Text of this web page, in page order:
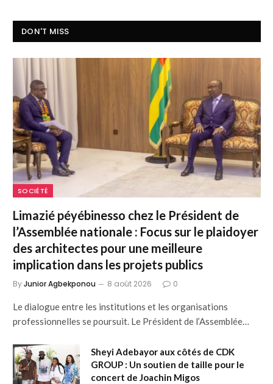
DON'T MISS
SOCIÉTÉ
Limazié péyébinesso chez le Président de
l’Assemblée nationale : Focus sur le plaidoyer
des architectes pour une meilleure
implication dans les projets publics
ByJunior Agbekponou 8 août 2026 0
Le dialogue entre les institutions et les organisations
professionnelles se poursuit. Le Président de l’Assemblée…
Sheyi Adebayor aux côtés de CDK
GROUP : Un soutien de taille pour le
concert de Joachin Migos